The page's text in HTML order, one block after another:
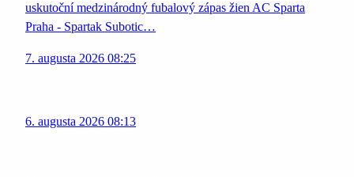
uskutoční medzinárodný fubalový zápas žien AC Sparta
Praha - Spartak Subotic…
7. augusta 2026 08:25
6. augusta 2026 08:13